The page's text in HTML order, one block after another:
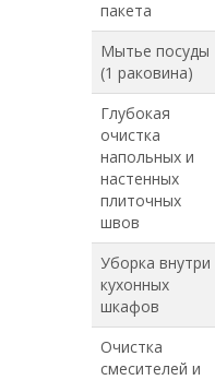
пакета
Мытье посуды
(1 раковина)
Глубокая
очистка
напольных и
настенных
плиточных
швов
Уборка внутри
кухонных
шкафов
Очистка
смесителей и